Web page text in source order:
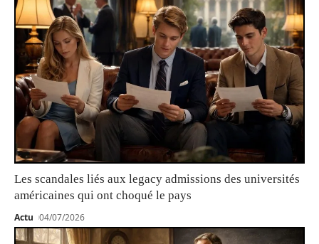
Les scandales liés aux legacy admissions des universités
américaines qui ont choqué le pays
Actu 04/07/2026